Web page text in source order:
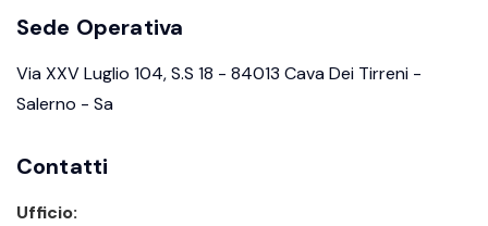
Sede Operativa
Via XXV Luglio 104, S.S 18 - 84013 Cava Dei Tirreni -
Salerno - Sa
Contatti
Ufficio: